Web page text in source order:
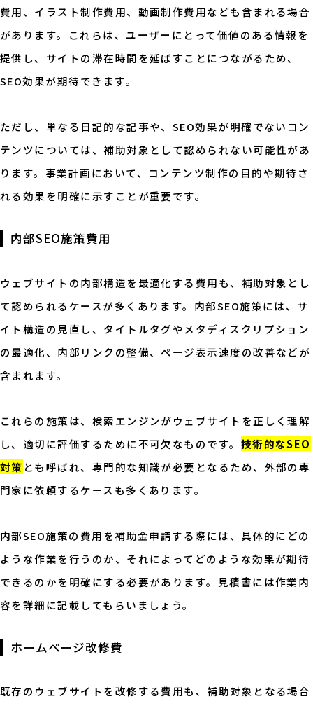
費用、イラスト制作費用、動画制作費用なども含まれる場合
があります。これらは、ユーザーにとって価値のある情報を
提供し、サイトの滞在時間を延ばすことにつながるため、
SEO効果が期待できます。
ただし、単なる日記的な記事や、SEO効果が明確でないコン
テンツについては、補助対象として認められない可能性があ
ります。事業計画において、コンテンツ制作の目的や期待さ
れる効果を明確に示すことが重要です。
内部SEO施策費用
ウェブサイトの内部構造を最適化する費用も、補助対象とし
て認められるケースが多くあります。内部SEO施策には、サ
イト構造の見直し、タイトルタグやメタディスクリプション
の最適化、内部リンクの整備、ページ表示速度の改善などが
含まれます。
これらの施策は、検索エンジンがウェブサイトを正しく理解
し、適切に評価するために不可欠なものです。 技術的なSEO
対策 とも呼ばれ、専門的な知識が必要となるため、外部の専
門家に依頼するケースも多くあります。
内部SEO施策の費用を補助金申請する際には、具体的にどの
ような作業を行うのか、それによってどのような効果が期待
できるのかを明確にする必要があります。見積書には作業内
容を詳細に記載してもらいましょう。
ホームページ改修費
既存のウェブサイトを改修する費用も、補助対象となる場合